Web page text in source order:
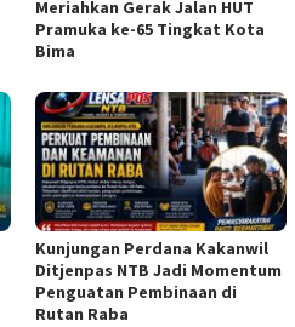
Meriahkan Gerak Jalan HUT
Pramuka ke-65 Tingkat Kota
Bima
Kunjungan Perdana Kakanwil
Ditjenpas NTB Jadi Momentum
Penguatan Pembinaan di
Rutan Raba